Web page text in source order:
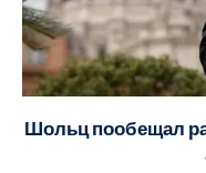
Шольц пообещал